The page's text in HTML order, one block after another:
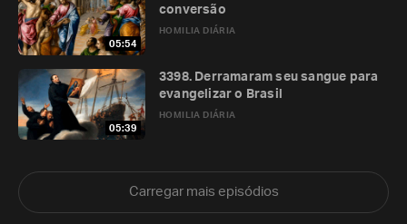
05:54
HOMILIA DIÁRIA
conversão
05:39
HOMILIA DIÁRIA
3398. Derramaram seu sangue para
evangelizar o Brasil
Carregar mais episódios